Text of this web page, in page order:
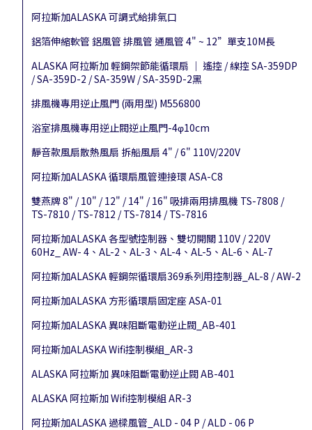
阿拉斯加ALASKA 可調式給排氣口
鋁箔伸縮軟管 鋁風管 排風管 通風管 4" ~ 12”單支10M長
ALASKA 阿拉斯加 輕鋼架節能循環扇 │ 遙控 / 線控 SA-359DP
/ SA-359D-2 / SA-359W / SA-359D-2黑
排風機專用逆止風門 (兩用型) M556800
浴室排風機專用逆止閥逆止風門-4φ10cm
靜音款風扇散熱風扇 拆船風扇 4" / 6" 110V/220V
阿拉斯加ALASKA 循環扇風管連接環 ASA-C8
雙燕牌 8" / 10" / 12" / 14" / 16" 吸排兩用排風機 TS-7808 /
TS-7810 / TS-7812 / TS-7814 / TS-7816
阿拉斯加ALASKA 各型號控制器、雙切開關 110V / 220V
60Hz_ AW- 4、AL-2、AL-3、AL-4、AL-5、AL-6、AL-7
阿拉斯加ALASKA 輕鋼架循環扇369系列用控制器_AL-8 / AW-2
阿拉斯加ALASKA 方形循環扇固定座 ASA-01
阿拉斯加ALASKA 異味阻斷電動逆止閥_AB-401
阿拉斯加ALASKA Wifi控制模組_AR-3
ALASKA 阿拉斯加 異味阻斷電動逆止閥 AB-401
ALASKA 阿拉斯加 Wifi控制模組 AR-3
阿拉斯加ALASKA 過樑風管_ALD - 04 P / ALD - 06 P